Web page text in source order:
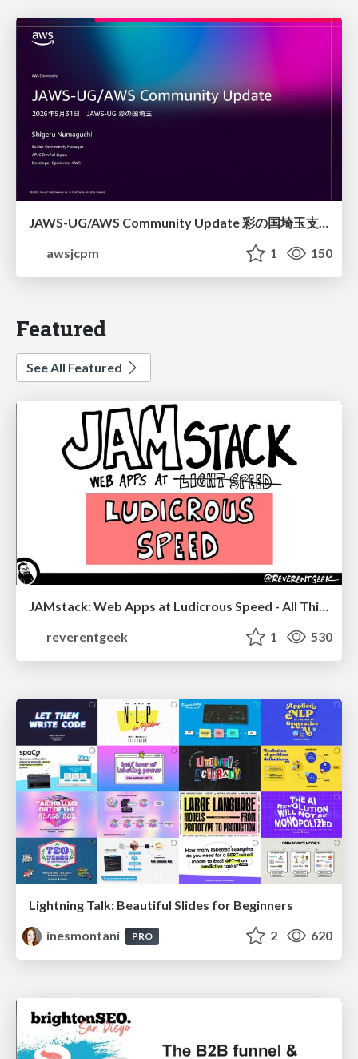
JAWS-UG/AWS Community Update 彩の国埼玉支部1周年記念
awsjcpm
1 150
Featured
See All Featured
JAMstack: Web Apps at Ludicrous Speed - All Things Open 2022
reverentgeek
1 530
Lightning Talk: Beautiful Slides for Beginners
inesmontani
PRO 2 620